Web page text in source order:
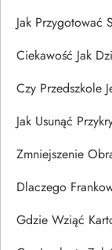
Jak Przygotować
Ciekawość Jak
Czy Przedszkole
Jak Usunąć
Zmniejszenie
Dlaczego
Gdzie Wziąć